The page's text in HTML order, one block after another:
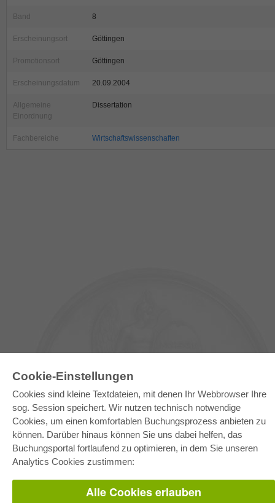
Cookie-Einstellungen
Cookies sind kleine Textdateien, mit denen Ihr Webbrowser Ihre
sog. Session speichert. Wir nutzen technisch notwendige
Cookies, um einen komfortablen Buchungsprozess anbieten zu
können. Darüber hinaus können Sie uns dabei helfen, das
Buchungsportal fortlaufend zu optimieren, in dem Sie unseren
Analytics Cookies zustimmen:
Alle Cookies erlauben
Band 8
Erscheinungsort Göttingen
Promotionsort Göttingen
Erscheinungsdatum 20.09.2004
Allgemeine
Einordnung
Dissertation
Fachbereiche Wirtschaftswissenschaften
E-COLLECTION
Gesamtpaket
Fachbereichspakete
Pick & Choose
Bereitstellung von E-Books
Häufig gestellte Fragen (FAQ)